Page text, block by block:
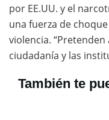
por EE.UU. y el
una fuerza de
violencia.
ciudadanía y las
También te